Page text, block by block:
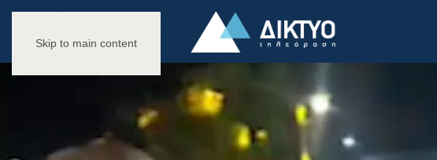
Skip to main content